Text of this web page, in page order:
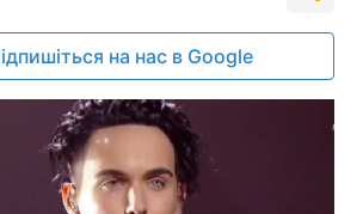
на нас в Google